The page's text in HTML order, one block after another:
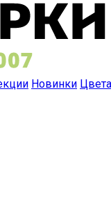
Новинки Цвета